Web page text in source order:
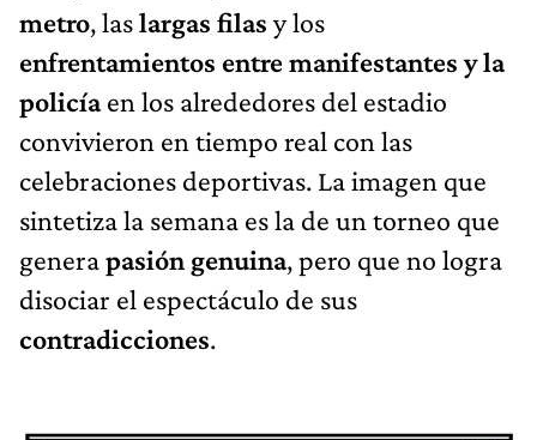
metro, laslargas filas y los
enfrentamientos entre manifestantes y la
policíaen los alrededores del estadio
convivieron en tiempo real con las
celebraciones deportivas. La imagen que
sintetiza la semana es la de un torneo que
generapasión genuina, pero que no logra
disociar el espectáculo de sus
contradicciones.